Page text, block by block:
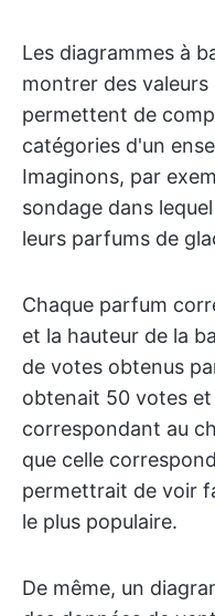
Les diagrammes à
montrer des
permettent de
catégories d'un
Imaginons, par
sondage dans
leurs parfums de
Chaque parfum
et la hauteur de la
de votes obtenus
obtenait 50 votes
correspondant au
que celle
permettrait de voir
le plus populaire.
De même, un